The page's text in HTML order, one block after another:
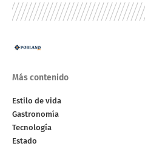
Más contenido
Estilo de vida
Gastronomía
Tecnología
Estado